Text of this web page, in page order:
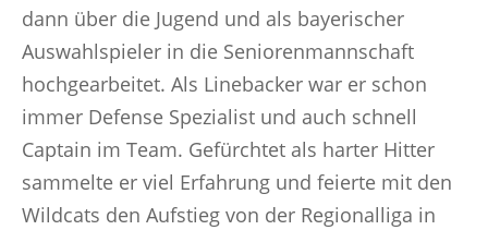
dann über die Jugend und als bayerischer
Auswahlspieler in die Seniorenmannschaft
hochgearbeitet. Als Linebacker war er schon
immer Defense Spezialist und auch schnell
Captain im Team. Gefürchtet als harter Hitter
sammelte er viel Erfahrung und feierte mit den
Wildcats den Aufstieg von der Regionalliga in